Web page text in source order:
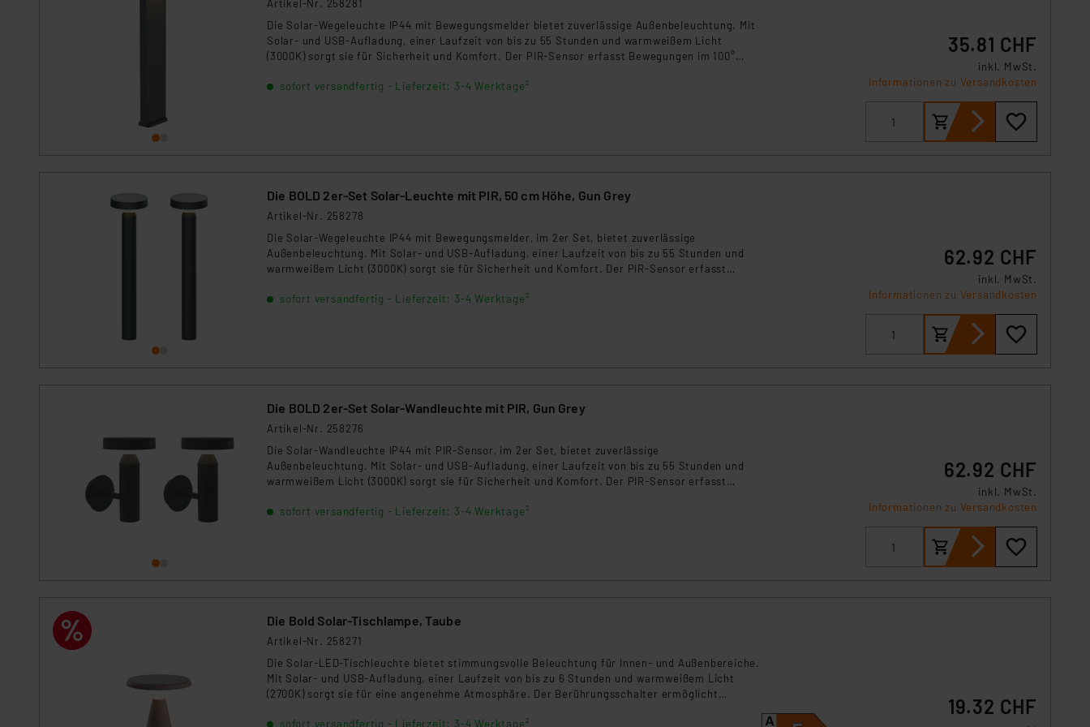
Für die USA besteht kein Angemessenheitsbeschluss der EU. Dies bedeutet, dass die USA als Land mit unzureichendem
Datenschutz nach EU-Standards eingestuft wird. So besteht etwa das Risiko, dass US-Behörden personenbezogene
Daten in Überwachungsprogrammen verarbeiten, ohne dass hiergegen Klagemöglichkeiten für Europäer bestehen.
Unsere Kooperation mit diesen Dienstleistern stützt sich auf die Standarddatenschutzklauseln der Europäischen
Kommission sowie einer eigenen Beurteilung der mit der Datenübermittlung, insbesondere der Art der übermittelten
Artikel-Nr. 258281
Die Solar-Wegeleuchte IP44 mit Bewegungsmelder bietet zuverlässige Außenbeleuchtung. Mit
Solar- und USB-Aufladung, einer Laufzeit von bis zu 55 Stunden und warmweißem Licht
(3000K) sorgt sie für Sicherheit und Komfort. Der PIR-Sensor erfasst Bewegungen im 100°
Außenbereich und auch als Wegweiser geeignet.
sofort versandfertig - Lieferzeit: 3-4 Werktage²
35.81 CHF
inkl. MwSt.
Informationen zu Versandkosten
Die BOLD 2er-Set Solar-Leuchte mit PIR, 50 cm Höhe, Gun Grey
Artikel-Nr. 258278
Die Solar-Wegeleuchte IP44 mit Bewegungsmelder, im 2er Set, bietet zuverlässige
Außenbeleuchtung. Mit Solar- und USB-Aufladung, einer Laufzeit von bis zu 55 Stunden und
warmweißem Licht (3000K) sorgt sie für Sicherheit und Komfort. Der PIR-Sensor erfasst
ist sie ideal für den Außenbereich.
sofort versandfertig - Lieferzeit: 3-4 Werktage²
62.92 CHF
inkl. MwSt.
Informationen zu Versandkosten
Die BOLD 2er-Set Solar-Wandleuchte mit PIR, Gun Grey
Artikel-Nr. 258276
Die Solar-Wandleuchte IP44 mit PIR-Sensor, im 2er Set, bietet zuverlässige
Außenbeleuchtung. Mit Solar- und USB-Aufladung, einer Laufzeit von bis zu 55 Stunden und
warmweißem Licht (3000K) sorgt sie für Sicherheit und Komfort. Der PIR-Sensor erfasst
ist sie ideal für den Außenbereich.
sofort versandfertig - Lieferzeit: 3-4 Werktage²
62.92 CHF
inkl. MwSt.
Informationen zu Versandkosten
Die Bold Solar-Tischlampe, Taube
Artikel-Nr. 258271
Die Solar-LED-Tischleuchte bietet stimmungsvolle Beleuchtung für Innen- und Außenbereiche.
Mit Solar- und USB-Aufladung, einer Laufzeit von bis zu 6 Stunden und warmweißem Licht
(2700K) sorgt sie für eine angenehme Atmosphäre. Der Berührungsschalter ermöglicht
sofort versandfertig - Lieferzeit: 3-4 Werktage²
19.32 CHF